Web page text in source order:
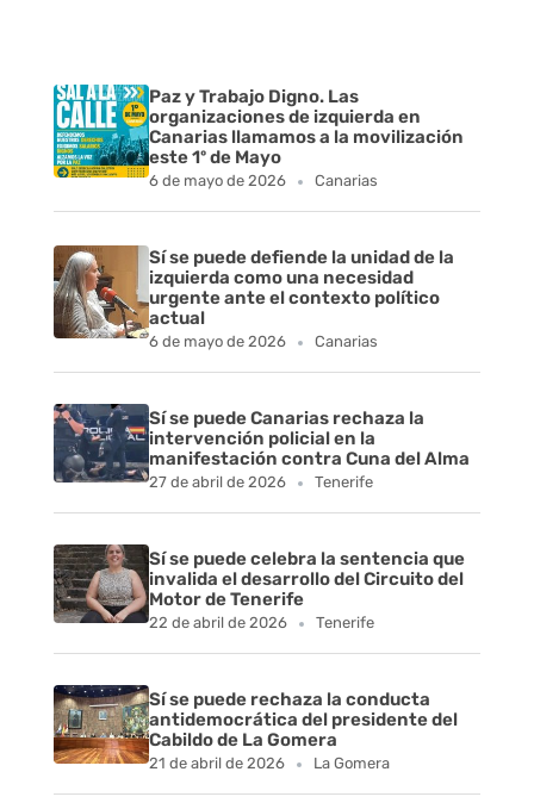
Paz y Trabajo Digno. Las
organizaciones de izquierda en
Canarias llamamos a la movilización
este 1º de Mayo
6 de mayo de 2026 Canarias
Sí se puede defiende la unidad de la
izquierda como una necesidad
urgente ante el contexto político
actual
6 de mayo de 2026 Canarias
Sí se puede Canarias rechaza la
intervención policial en la
manifestación contra Cuna del Alma
27 de abril de 2026 Tenerife
Sí se puede celebra la sentencia que
invalida el desarrollo del Circuito del
Motor de Tenerife
22 de abril de 2026 Tenerife
Sí se puede rechaza la conducta
antidemocrática del presidente del
Cabildo de La Gomera
21 de abril de 2026 La Gomera